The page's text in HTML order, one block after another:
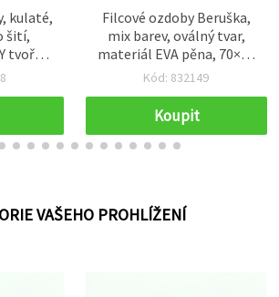
kulaté,
šití,
tvoření
9×2
Filcové ozdoby Beruška,
mix barev, oválný tvar,
materiál EVA pěna, 70×40
mm, 5 ks
Kód: 832149
Koupit
VAŠEHO PROHLÍŽENÍ